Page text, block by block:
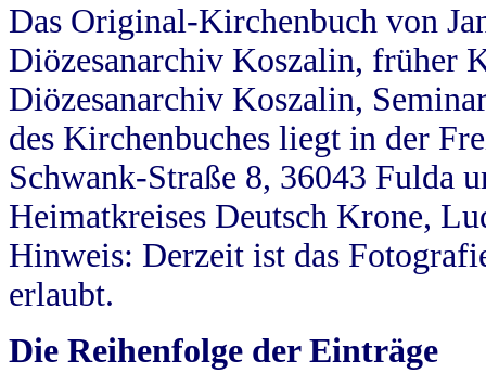
Das Original-Kirchenbuch von
Diözesanarchiv Koszalin, früher
Diözesanarchiv Koszalin,
des Kirchenbuches liegt in der
Schwank-Straße 8, 36043 Fulda
Heimatkreises Deutsch Krone,
Hinweis: Derzeit ist das
erlaubt.
Die Reihenfolge der Einträge